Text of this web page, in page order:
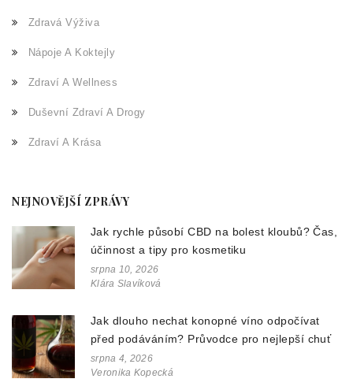
Zdravá Výživa
Nápoje A Koktejly
Zdraví A Wellness
Duševní Zdraví A Drogy
Zdraví A Krása
NEJNOVĚJŠÍ ZPRÁVY
Jak rychle působí CBD na bolest kloubů? Čas,
účinnost a tipy pro kosmetiku
srpna 10, 2026
Klára Slavíková
Jak dlouho nechat konopné víno odpočívat
před podáváním? Průvodce pro nejlepší chuť
srpna 4, 2026
Veronika Kopecká